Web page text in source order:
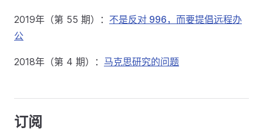
2019年（第 55 期）： 不是反对 996，而要提倡远程办
公
2018年（第 4 期）： 马克思研究的问题
订阅